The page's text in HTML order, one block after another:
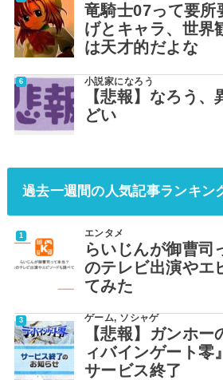
竜騎士07って要所
げとキャラ、世界
は天才的だよな
小説家になろう
【悲報】なろう
どい
過去一週間の人気記事ランキン
エンタメ
らいじんが御曹司
のテレビ出演やエ
てみた
ゲーム, ソシャゲ
【悲報】ガンホ
ィバインゲート零
サービス終了